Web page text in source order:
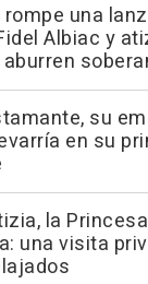
una
Albiac y
su
en su
la
una visita